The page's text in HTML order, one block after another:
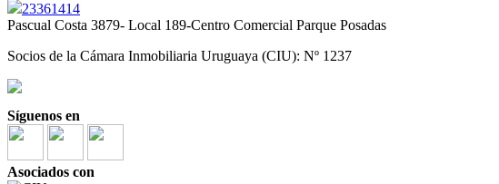
23361414
Pascual Costa 3879- Local 189-Centro Comercial Parque Posadas
Socios de la Cámara Inmobiliaria Uruguaya (CIU): Nº 1237
Síguenos en
Asociados con